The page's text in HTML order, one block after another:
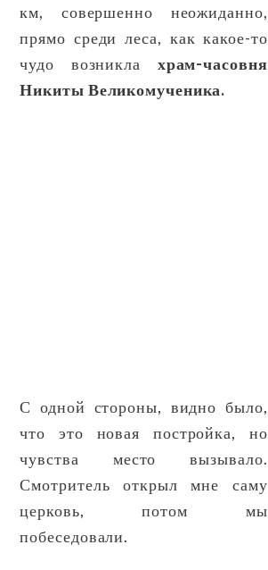
км, совершенно неожиданно,
прямо среди леса, как какое-то
чудо возникла храм-часовня
Никиты Великомученика.
С одной стороны, видно было,
что это новая постройка, но
чувства место вызывало.
Смотритель открыл мне саму
церковь, потом мы
побеседовали.